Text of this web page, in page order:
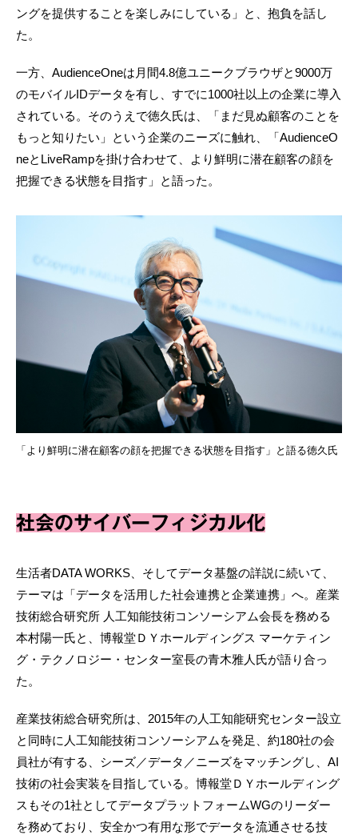
ングを提供することを楽しみにしている」と、抱負を話し
た。
一方、AudienceOneは月間4.8億ユニークブラウザと9000万
のモバイルIDデータを有し、すでに1000社以上の企業に導入
されている。そのうえで徳久氏は、「まだ見ぬ顧客のことを
もっと知りたい」という企業のニーズに触れ、「AudienceO
neとLiveRampを掛け合わせて、より鮮明に潜在顧客の顔を
把握できる状態を目指す」と語った。
「より鮮明に潜在顧客の顔を把握できる状態を目指す」と語る徳久氏
社会のサイバーフィジカル化
生活者DATA WORKS、そしてデータ基盤の詳説に続いて、
テーマは「データを活用した社会連携と企業連携」へ。産業
技術総合研究所 人工知能技術コンソーシアム会長を務める
本村陽一氏と、博報堂ＤＹホールディングス マーケティン
グ・テクノロジー・センター室長の青木雅人氏が語り合っ
た。
産業技術総合研究所は、2015年の人工知能研究センター設立
と同時に人工知能技術コンソーシアムを発足、約180社の会
員社が有する、シーズ／データ／ニーズをマッチングし、AI
技術の社会実装を目指している。博報堂ＤＹホールディング
スもその1社としてデータプラットフォームWGのリーダー
を務めており、安全かつ有用な形でデータを流通させる技